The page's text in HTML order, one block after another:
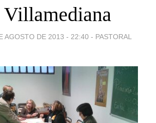
Villamediana
AGOSTO DE 2013 - 22:40 - PASTORAL